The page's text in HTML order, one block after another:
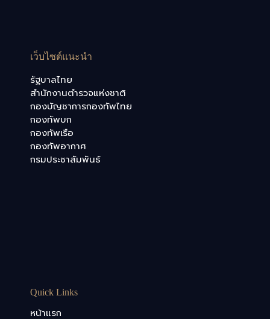
เว็บไซต์แนะนำ
รัฐบาลไทย
สำนักงานตำรวจแห่งชาติ
กองบัญชาการกองทัพไทย
กองทัพบก
กองทัพเรือ
กองทัพอากาศ
กรมประชาสัมพันธ์
Quick Links
หน้าแรก